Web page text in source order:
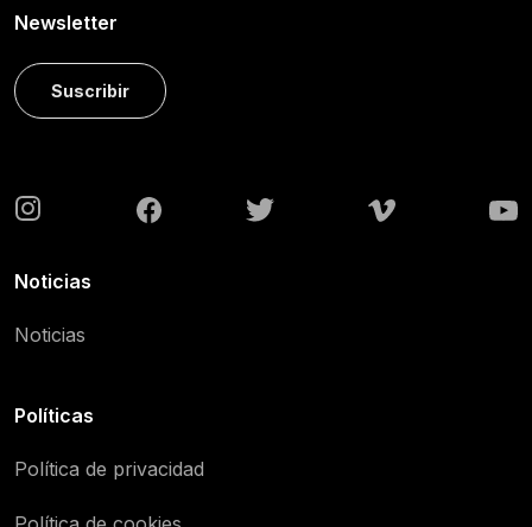
Newsletter
Suscribir
Noticias
Noticias
Políticas
Política de privacidad